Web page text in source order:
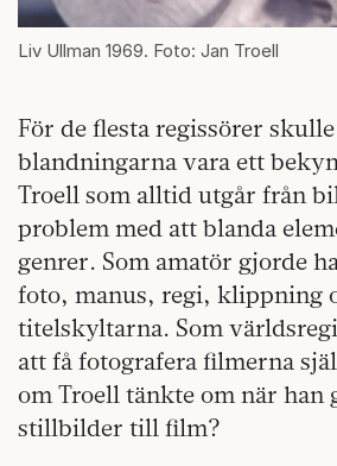
Liv Ullman 1969. Foto: Jan Troell
För de flesta regissörer
blandningarna vara ett
Troell som alltid utgår från
problem med att blanda
genrer. Som amatör gjorde
foto, manus, regi, klippning
titelskyltarna. Som
att få fotografera filmerna
om Troell tänkte om när han
stillbilder till film?